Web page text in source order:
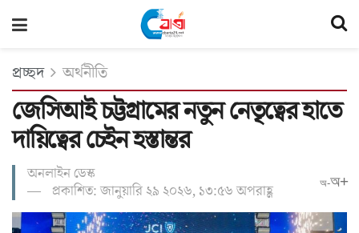
প্রচ্ছদ অর্থনীতি
জেসিআই চট্টগ্রামের নতুন নেতৃত্বের হাতে
দায়িত্বের চেইন হস্তান্তর
অনলাইন ডেস্ক
প্রকাশিত: জানুয়ারি ২৯ ২০২৬, ১৩:৫৬ অপরাহ্ণ
অ-অ+